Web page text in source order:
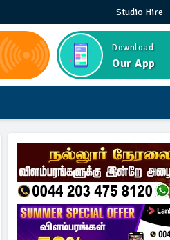
Studio Hire
Download
Our App